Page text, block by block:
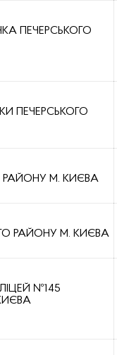
ПЕЧЕРСЬКОГО
ПЕЧЕРСЬКОГО
РАЙОНУ М. КИЄВА
РАЙОНУ М. КИЄВА
№145